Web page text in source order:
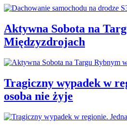
Aktywna Sobota na
Międzyzdrojach
Tragiczny wypadek w
osoba nie żyje